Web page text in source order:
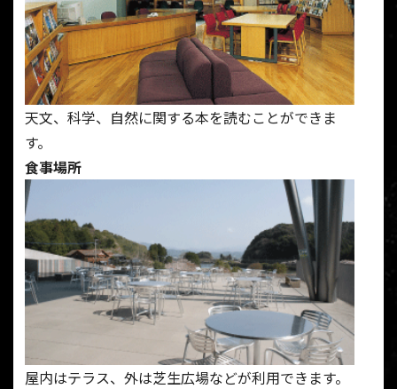
天文、科学、自然に関する本を読むことができま
す。
食事場所
屋内はテラス、外は芝生広場などが利用できます。